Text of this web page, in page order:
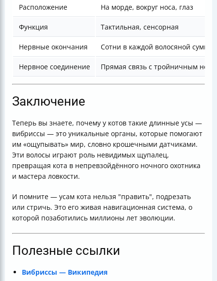
Расположение На морде, вокруг носа, глаз
Функция Тактильная, сенсорная
Нервные окончания Сотни в каждой волосяной сумке
Нервное соединение Прямая связь с тройничным
Заключение
Теперь вы знаете, почему у котов такие длинные усы —
вибриссы — это уникальные органы, которые помогают
им «ощупывать» мир, словно крошечными датчиками.
Эти волосы играют роль невидимых щупалец,
превращая кота в непревзойдённого ночного охотника
и мастера ловкости.
И помните — усам кота нельзя "править", подрезать
или стричь. Это его живая навигационная система, о
которой позаботились миллионы лет эволюции.
Полезные ссылки
Вибриссы — Википедия